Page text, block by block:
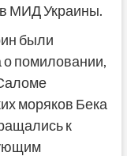
МИД Украины.
были
о помиловании,
моряков Бека
к